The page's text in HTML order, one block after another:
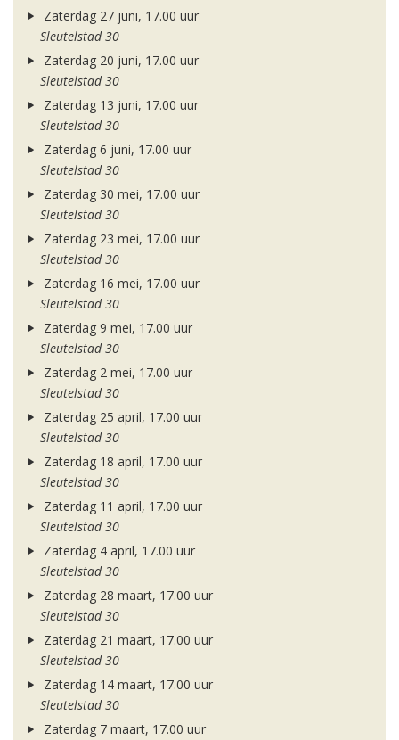
Zaterdag 27 juni, 17.00 uur
Sleutelstad 30
Zaterdag 20 juni, 17.00 uur
Sleutelstad 30
Zaterdag 13 juni, 17.00 uur
Sleutelstad 30
Zaterdag 6 juni, 17.00 uur
Sleutelstad 30
Zaterdag 30 mei, 17.00 uur
Sleutelstad 30
Zaterdag 23 mei, 17.00 uur
Sleutelstad 30
Zaterdag 16 mei, 17.00 uur
Sleutelstad 30
Zaterdag 9 mei, 17.00 uur
Sleutelstad 30
Zaterdag 2 mei, 17.00 uur
Sleutelstad 30
Zaterdag 25 april, 17.00 uur
Sleutelstad 30
Zaterdag 18 april, 17.00 uur
Sleutelstad 30
Zaterdag 11 april, 17.00 uur
Sleutelstad 30
Zaterdag 4 april, 17.00 uur
Sleutelstad 30
Zaterdag 28 maart, 17.00 uur
Sleutelstad 30
Zaterdag 21 maart, 17.00 uur
Sleutelstad 30
Zaterdag 14 maart, 17.00 uur
Sleutelstad 30
Zaterdag 7 maart, 17.00 uur